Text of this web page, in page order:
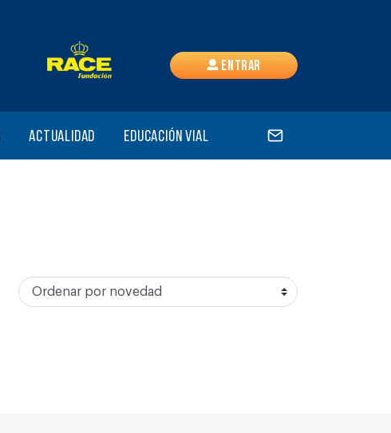
Entrar
Actualidad Educación vial